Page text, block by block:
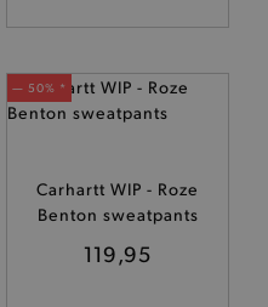
— 50% *
Carhartt WIP - Roze
Benton sweatpants
119,95